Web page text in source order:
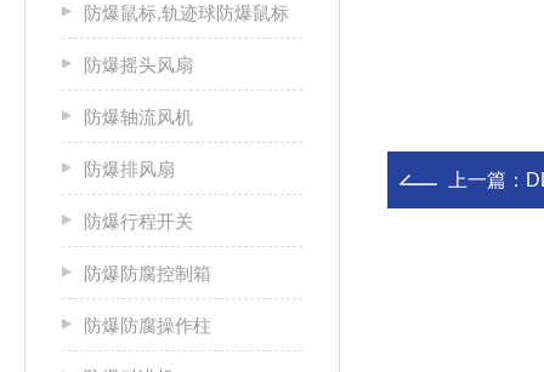
防爆鼠标,轨迹球防爆鼠标
防爆摇头风扇
防爆轴流风机
防爆排风扇
防爆行程开关
防爆防腐控制箱
防爆防腐操作柱
上一篇：